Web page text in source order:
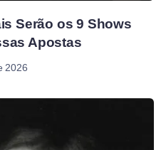
Serão os 9 Shows
Apostas
2026